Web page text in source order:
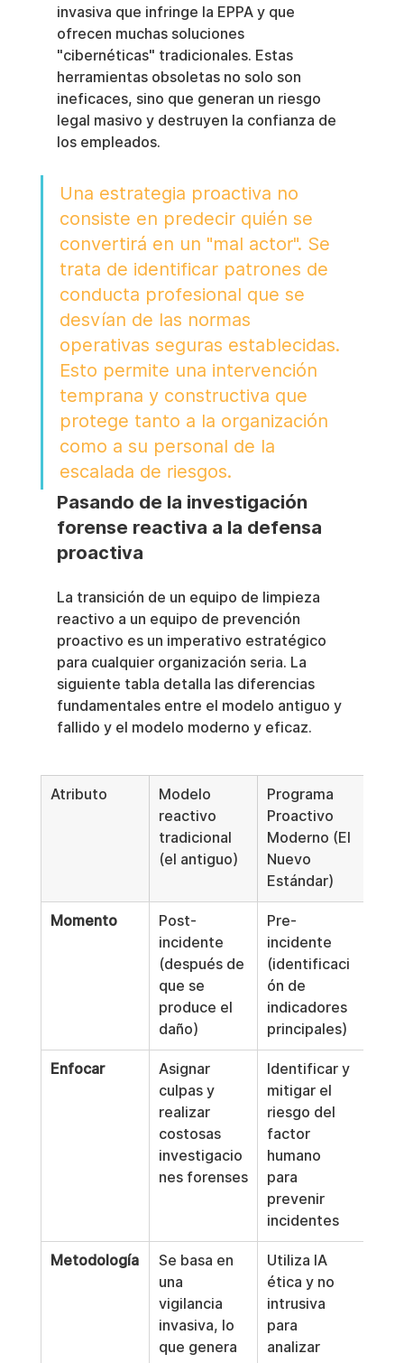
invasiva que infringe la EPPA y que
ofrecen muchas soluciones
"cibernéticas" tradicionales. Estas
herramientas obsoletas no solo son
ineficaces, sino que generan un riesgo
legal masivo y destruyen la confianza de
los empleados.
Una estrategia proactiva no
consiste en predecir quién se
convertirá en un "mal actor". Se
trata de identificar patrones de
conducta profesional que se
desvían de las normas
operativas seguras establecidas.
Esto permite una intervención
temprana y constructiva que
protege tanto a la organización
como a su personal de la
escalada de riesgos.
Pasando de la investigación
forense reactiva a la defensa
proactiva
La transición de un equipo de limpieza
reactivo a un equipo de prevención
proactivo es un imperativo estratégico
para cualquier organización seria. La
siguiente tabla detalla las diferencias
fundamentales entre el modelo antiguo y
fallido y el modelo moderno y eficaz.
Atributo
Modelo
reactivo
tradicional
(el antiguo)
Programa
Proactivo
Moderno (El
Nuevo
Estándar)
Momento
Post-
incidente
(después de
que se
produce el
daño)
Pre-
incidente
(identificaci
ón de
indicadores
principales)
Enfocar
Asignar
culpas y
realizar
costosas
investigacio
nes forenses
Identificar y
mitigar el
riesgo del
factor
humano
para
prevenir
incidentes
Metodología
Se basa en
una
vigilancia
invasiva, lo
que genera
Utiliza IA
ética y no
intrusiva
para
analizar